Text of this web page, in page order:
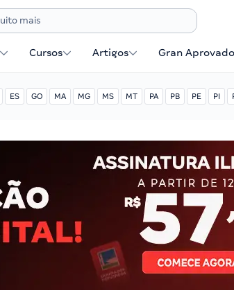
Cursos Artigos Gran
ES GO MA MG MS MT PA PB PE PI